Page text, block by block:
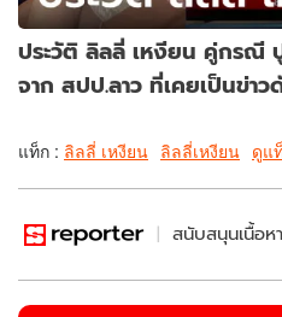
ประวัติ ลิลลี่ เหงียน คู่กร
จาก สปป.ลาว ที่เคยเป็นข่าว
แท็ก : ลิลลี่ เหงียน ลิลลี่เหงียน ดูแ
สนับสนุนเนื้อหา